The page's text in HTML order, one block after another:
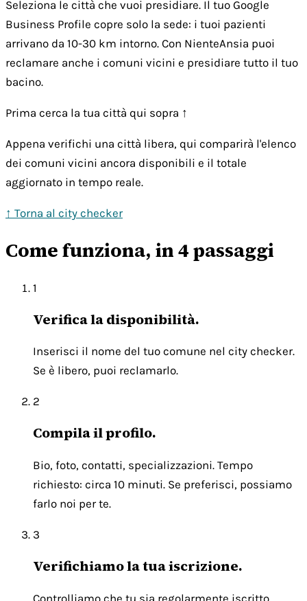
Seleziona le città che vuoi presidiare. Il tuo Google
Business Profile copre solo la sede: i tuoi pazienti
arrivano da 10-30 km intorno. Con NienteAnsia puoi
reclamare anche i comuni vicini e presidiare tutto il tuo
bacino.
Prima cerca la tua città qui sopra ↑
Appena verifichi una città libera, qui comparirà l'elenco
dei comuni vicini ancora disponibili e il totale
aggiornato in tempo reale.
↑ Torna al city checker
Come funziona, in 4 passaggi
1
Verifica la disponibilità.
Inserisci il nome del tuo comune nel city checker.
Se è libero, puoi reclamarlo.
2
Compila il profilo.
Bio, foto, contatti, specializzazioni. Tempo
richiesto: circa 10 minuti. Se preferisci, possiamo
farlo noi per te.
3
Verifichiamo la tua iscrizione.
Controlliamo che tu sia regolarmente iscritto